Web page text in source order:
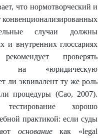
что нормотворческий и
случаи должны
и внутренних глоссариях
проверять
на «юридическую
ли эквивалент ту же роль
процедуры (Cao, 2007).
хорошо
практикой: если суды
основаниекак «legal